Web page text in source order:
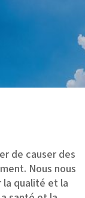
de causer des
Nous nous
qualité et la